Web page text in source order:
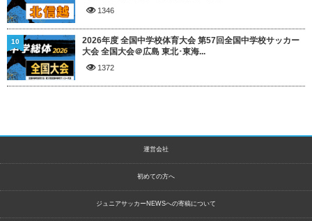
1346
2026年度 全国中学校体育大会 第57回全国中学校サッカー
大会 全国大会＠広島 東北･東海...
1372
10
運営会社
初めての方へ
ジュニアサッカーNEWSへの寄稿について